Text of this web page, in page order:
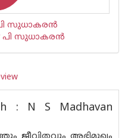
പി സുധാകരന്‍
പി സുധാകരന്‍
: N S Madhavan